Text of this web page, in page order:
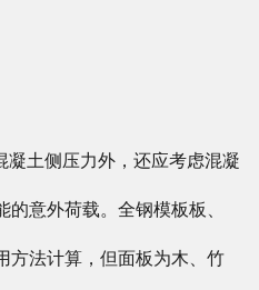
土侧压力外，还应考虑混凝
意外荷载。全钢模板板、
方法计算，但面板为木、竹